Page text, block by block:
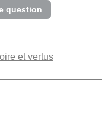
question
et vertus